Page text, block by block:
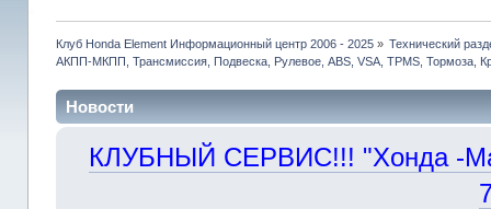
Клуб Honda Element Информационный центр 2006 - 2025» Технический
АКПП-МКПП, Трансмиссия, Подвеска, Рулевое, ABS, VSA, TPMS, Тормоза,
Новости
КЛУБНЫЙ СЕРВИС!!! "Хонда -